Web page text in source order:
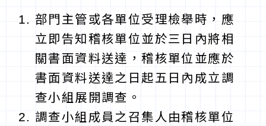
部門主管或各單位受理檢舉時，應
立即告知稽核單位並於三日內將相
關書面資料送達，稽核單位並應於
書面資料送達之日起五日內成立調
查小組展開調查。
調查小組成員之召集人由稽核單位